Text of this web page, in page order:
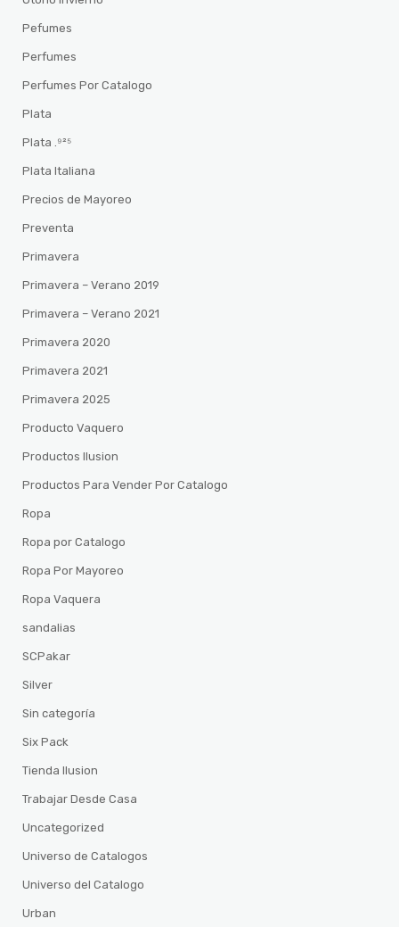
Pefumes
Perfumes
Perfumes Por Catalogo
Plata
Plata .⁹²⁵
Plata Italiana
Precios de Mayoreo
Preventa
Primavera
Primavera – Verano 2019
Primavera – Verano 2021
Primavera 2020
Primavera 2021
Primavera 2025
Producto Vaquero
Productos Ilusion
Productos Para Vender Por Catalogo
Ropa
Ropa por Catalogo
Ropa Por Mayoreo
Ropa Vaquera
sandalias
SCPakar
Silver
Sin categoría
Six Pack
Tienda Ilusion
Trabajar Desde Casa
Uncategorized
Universo de Catalogos
Universo del Catalogo
Urban